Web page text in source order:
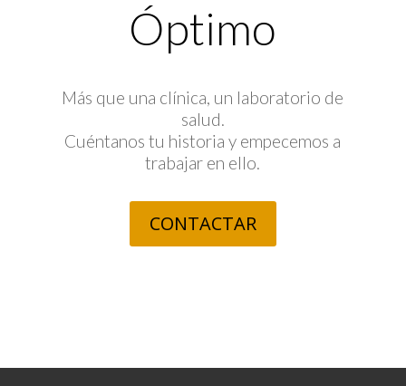
Óptimo
Más que una clínica, un laboratorio de
salud.
Cuéntanos tu historia y empecemos a
trabajar en ello.
CONTACTAR